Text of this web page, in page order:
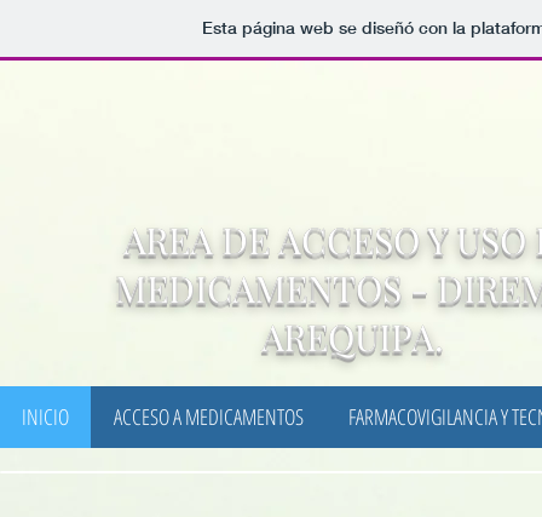
Esta página web se diseñó con la
INICIO ACCESO A MEDICAMENTOS FARMACOVIGILANCIA Y
AREA DE ACCESO Y USO
MEDICAMENTOS -
AREQUIPA.